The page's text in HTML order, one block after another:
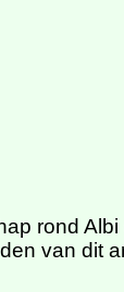
rond
van dit